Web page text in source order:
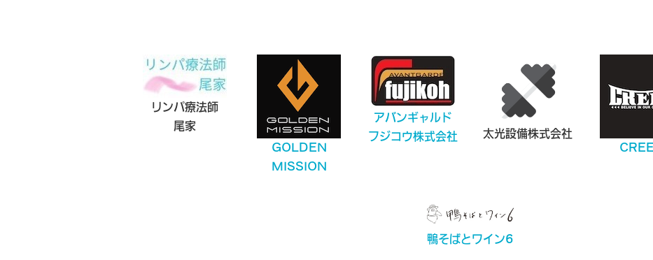
リンパ療法師
尾家
GOLDEN
MISSION
アバンギャルド
フジコウ株式会社
太光設備株式会社
鴨そばとワイン6